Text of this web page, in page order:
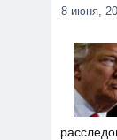
8 июня,